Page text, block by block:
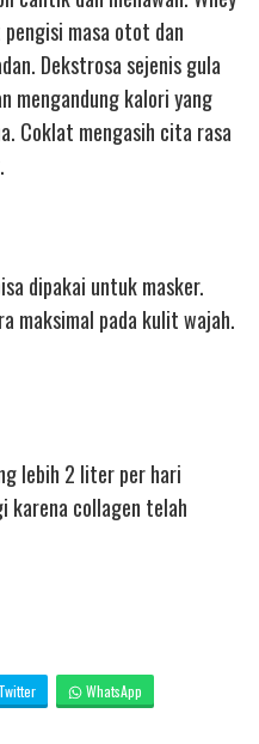
masa otot dan
Dekstrosa sejenis gula
mengandung kalori yang
Coklat mengasih cita rasa
dipakai untuk masker.
maksimal pada kulit wajah.
lebih 2 liter per hari
karena collagen telah
Twitter WhatsApp